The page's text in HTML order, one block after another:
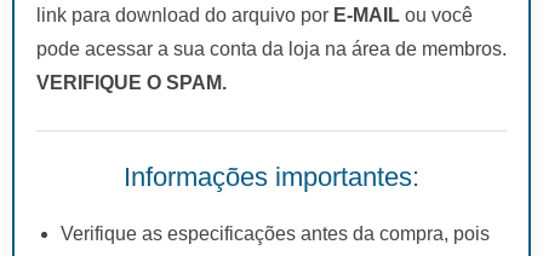
link para download do arquivo por E-MAIL ou você
pode acessar a sua conta da loja na área de membros.
VERIFIQUE O SPAM.
Informações importantes:
Verifique as especificações antes da compra, pois